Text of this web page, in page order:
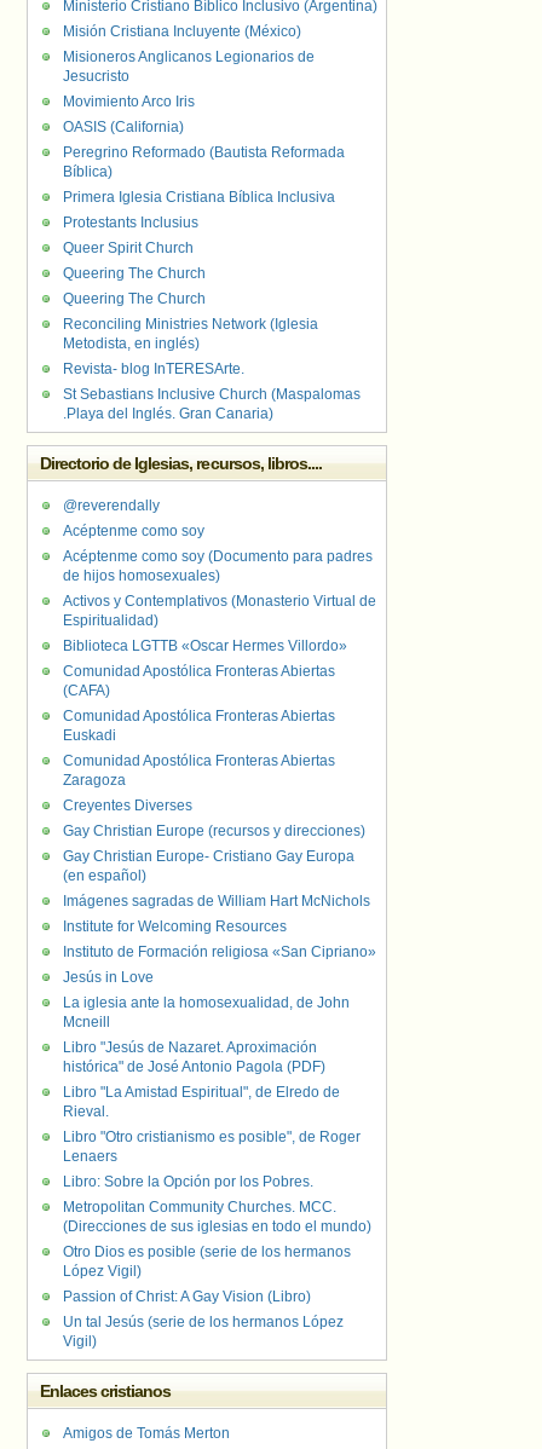
Ministerio Cristiano Bíblico Inclusivo (Argentina)
Misión Cristiana Incluyente (México)
Misioneros Anglicanos Legionarios de
Jesucristo
Movimiento Arco Iris
OASIS (California)
Peregrino Reformado (Bautista Reformada
Bíblica)
Primera Iglesia Cristiana Bíblica Inclusiva
Protestants Inclusius
Queer Spirit Church
Queering The Church
Queering The Church
Reconciling Ministries Network (Iglesia
Metodista, en inglés)
Revista- blog InTERESArte.
St Sebastians Inclusive Church (Maspalomas
.Playa del Inglés. Gran Canaria)
Directorio de Iglesias, recursos, libros....
@reverendally
Acéptenme como soy
Acéptenme como soy (Documento para padres
de hijos homosexuales)
Activos y Contemplativos (Monasterio Virtual de
Espiritualidad)
Biblioteca LGTTB «Oscar Hermes Villordo»
Comunidad Apostólica Fronteras Abiertas
(CAFA)
Comunidad Apostólica Fronteras Abiertas
Euskadi
Comunidad Apostólica Fronteras Abiertas
Zaragoza
Creyentes Diverses
Gay Christian Europe (recursos y direcciones)
Gay Christian Europe- Cristiano Gay Europa
(en español)
Imágenes sagradas de William Hart McNichols
Institute for Welcoming Resources
Instituto de Formación religiosa «San Cipriano»
Jesús in Love
La iglesia ante la homosexualidad, de John
Mcneill
Libro "Jesús de Nazaret. Aproximación
histórica" de José Antonio Pagola (PDF)
Libro "La Amistad Espiritual", de Elredo de
Rieval.
Libro "Otro cristianismo es posible", de Roger
Lenaers
Libro: Sobre la Opción por los Pobres.
Metropolitan Community Churches. MCC.
(Direcciones de sus iglesias en todo el mundo)
Otro Dios es posible (serie de los hermanos
López Vigil)
Passion of Christ: A Gay Vision (Libro)
Un tal Jesús (serie de los hermanos López
Vigil)
Enlaces cristianos
Amigos de Tomás Merton